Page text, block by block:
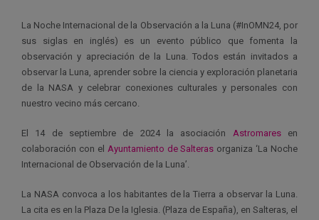
La Noche Internacional de la Observación a la Luna (#InOMN24, por
sus siglas en inglés) es un evento público que fomenta la
observación y apreciación de la Luna. Todos están invitados a
observar la Luna, aprender sobre la ciencia y exploración planetaria
de la NASA y celebrar conexiones culturales y personales con
nuestro vecino más cercano.
El 14 de septiembre de 2024 la asociación Astromaresen
colaboración con el Ayuntamiento de Salteras organiza ‘La Noche
Internacional de Observación de la Luna’.
La NASA convoca a los habitantes de la Tierra a observar la Luna.
La cita es en la Plaza De la Iglesia. (Plaza de España), en Salteras, el